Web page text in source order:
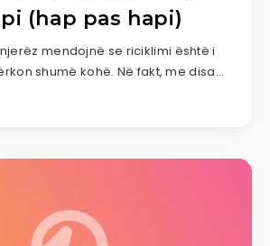
(hap pas hapi)
mendojnë se riciklimi është i
shumë kohë. Në fakt, me disa…